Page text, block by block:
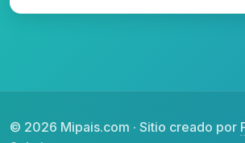
© 2026 Mipais.com · Sitio creado por